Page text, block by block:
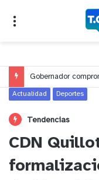
Actualidad Deportes
Tendencias
CDN